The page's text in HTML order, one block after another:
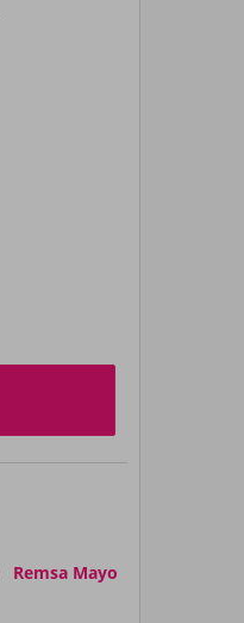
Remsa Mayo